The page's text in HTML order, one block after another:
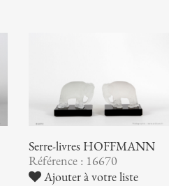
Serre-livres HOFFMANN
Référence : 16670
Ajouter à votre liste